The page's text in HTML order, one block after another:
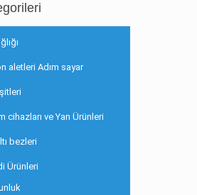
aletleri Adım sayar
cihazları ve Yan Ürünleri
bezleri
Ürünleri